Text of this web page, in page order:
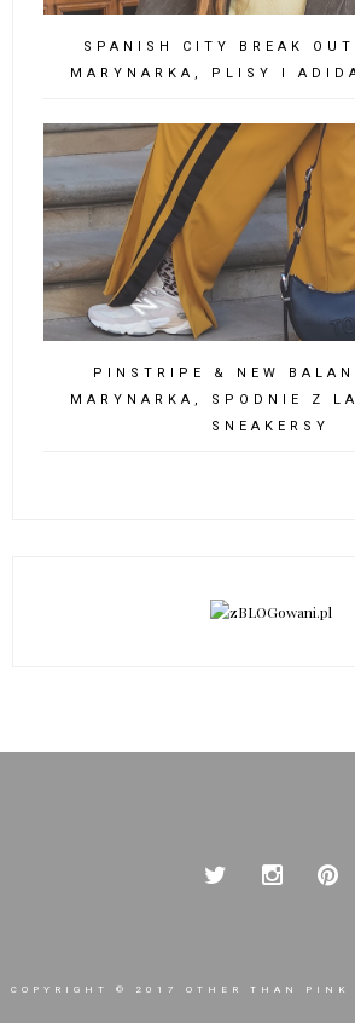
SPANISH CITY BREAK
MARYNARKA, PLISY I
PINSTRIPE & NEW
MARYNARKA, SPODNIE Z
SNEAKERSY
COPYRIGHT © 2017 OTHER THAN PINK